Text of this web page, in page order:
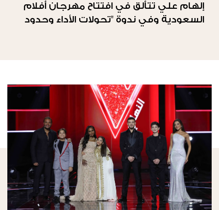
إلهام علي تتألق في افتتاح مهرجان أفلام
السعودية وفي ندوة "تحولات الأداء وحدود